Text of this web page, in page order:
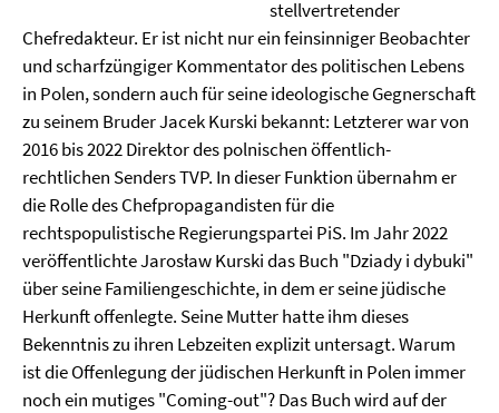
stellvertretender
Chefredakteur. Er ist nicht nur ein feinsinniger Beobachter
und scharfzüngiger Kommentator des politischen Lebens
in Polen, sondern auch für seine ideologische Gegnerschaft
zu seinem Bruder Jacek Kurski bekannt: Letzterer war von
2016 bis 2022 Direktor des polnischen öffentlich-
rechtlichen Senders TVP. In dieser Funktion übernahm er
die Rolle des Chefpropagandisten für die
rechtspopulistische Regierungspartei PiS. Im Jahr 2022
veröffentlichte Jarosław Kurski das Buch "Dziady i dybuki"
über seine Familiengeschichte, in dem er seine jüdische
Herkunft offenlegte. Seine Mutter hatte ihm dieses
Bekenntnis zu ihren Lebzeiten explizit untersagt. Warum
ist die Offenlegung der jüdischen Herkunft in Polen immer
noch ein mutiges "Coming-out"? Das Buch wird auf der